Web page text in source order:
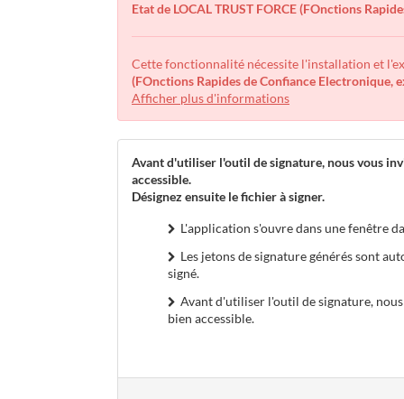
Etat de LOCAL TRUST FORCE (FOnctions
Cette fonctionnalité nécessite l'installation et
(FOnctions Rapides de Confiance Electronique,
Afficher plus d'informations
Avant d'utiliser l'outil de signature, nous vous
accessible.
Désignez ensuite le fichier à signer.
L'application s'ouvre dans une fenêtre
Les jetons de signature générés sont
signé.
Avant d'utiliser l'outil de signature,
bien accessible.